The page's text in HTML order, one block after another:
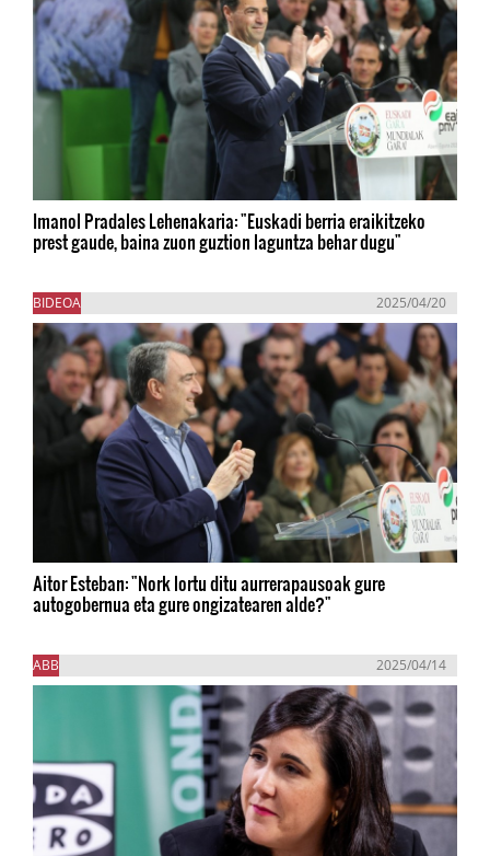
Imanol Pradales Lehenakaria: "Euskadi berria eraikitzeko
prest gaude, baina zuon guztion laguntza behar dugu"
BIDEOA 2025/04/20
Aitor Esteban: "Nork lortu ditu aurrerapausoak gure
autogobernua eta gure ongizatearen alde?"
ABB 2025/04/14